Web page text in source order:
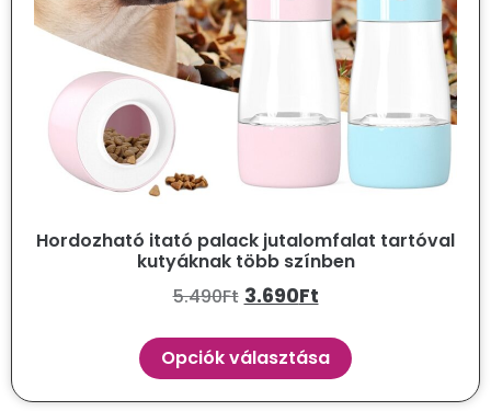
Hordozható itató palack jutalomfalat tartóval
kutyáknak több színben
5.490Ft 3.690Ft
Opciók választása